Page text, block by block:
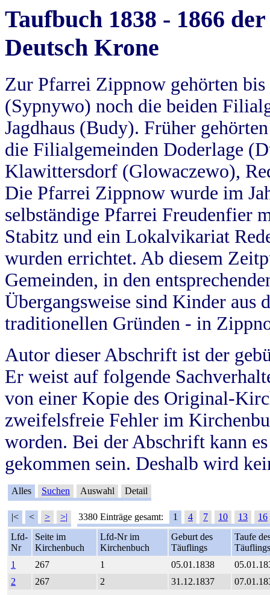
Taufbuch 1838 - 1866
Deutsch Krone
Zur Pfarrei Zippnow gehörten
(Sypnywo) noch die beiden
Jagdhaus (Budy). Früher
die Filialgemeinden Doderlage
Klawittersdorf (Glowaczewo),
Die Pfarrei Zippnow wurde im
selbständige Pfarrei Freudenfier
Stabitz und ein Lokalvikariat
wurden errichtet. Ab diesem
Gemeinden, in den
Übergangsweise sind Kinder aus
traditionellen Gründen - in
Autor dieser Abschrift ist der
Er weist auf folgende
von einer Kopie des Original-
zweifelsfreie Fehler im
worden. Bei der Abschrift kann
gekommen sein. Deshalb wird
Alles Suchen Auswahl Detail
|< < > >| 3380 Einträge gesamt: 1 4 7 10 13
16
Lfd-
Nr
Seite im
Kirchenbuch
Lfd-Nr im
Kirchenbuch
Geburt des
Täuflings
Taufe
Täuflings
1
267 1 05.01.1838
2
267 2 31.12.1837